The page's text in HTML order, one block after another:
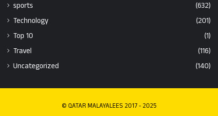
sports
(632)
Technology
(201)
Top 10
(1)
Travel
(116)
Uncategorized
(140)
© QATAR MALAYALEES 2017 - 2025